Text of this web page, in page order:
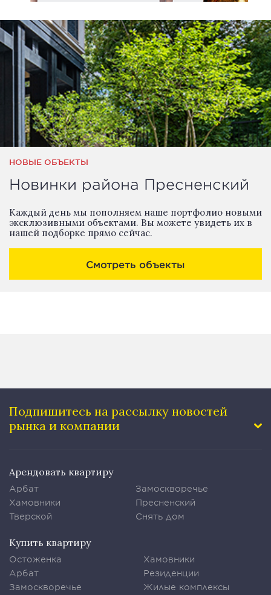
НОВЫЕ ОБЪЕКТЫ
Новинки района Пресненский
Каждый день мы пополняем наше портфолио новыми
эксклюзивными объектами. Вы можете увидеть их в
нашей подборке прямо сейчас.
Смотреть объекты
Подпишитесь на рассылку новостей
рынка и компании
Арендовать квартиру
Арбат
Хамовники
Тверской
Замоскворечье
Пресненский
Снять дом
Купить квартиру
Остоженка
Арбат
Замоскворечье
Хамовники
Резиденции
Жилые комплексы